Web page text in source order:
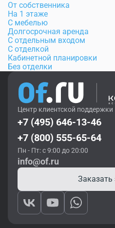
От собственника
На 1 этаже
С мебелью
Долгосрочная аренда
С отдельным входом
С отделкой
Кабинетной планировки
Без отделки
Центр клиентской поддержки
+7 (495) 646-13-46
+7 (800) 555-65-64
Пн - Пт: с 9:00 до 20:00
info@of.ru
Заказать